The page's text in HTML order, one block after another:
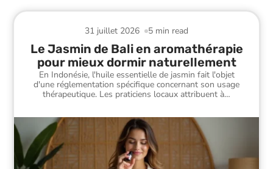
5 min read
31 juillet 2026
Le Jasmin de Bali en aromathérapie
pour mieux dormir naturellement
En Indonésie, l'huile essentielle de jasmin fait l'objet
d'une réglementation spécifique concernant son usage
thérapeutique. Les praticiens locaux attribuent à…